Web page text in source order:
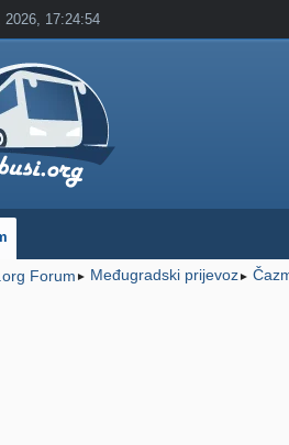
2026, 17:24:54
Forum ► Međugradski prijevoz►